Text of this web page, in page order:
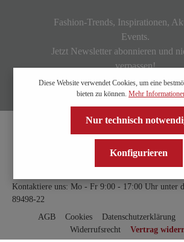
Fashion-Trends, Inspirationen,
Events.
Jetzt Newsletter abonnieren und
verpassen!
Kontaktiere uns: Mo - Fr 9:00 - 17:00 Uhr unter
89498-22
AGB
Cookies Datenschutzerklärung
Widerrufsrecht
Vertrag
Diese Website verwendet Cookies, um eine
bieten zu können. Mehr
Nur technisch
Konfigurieren